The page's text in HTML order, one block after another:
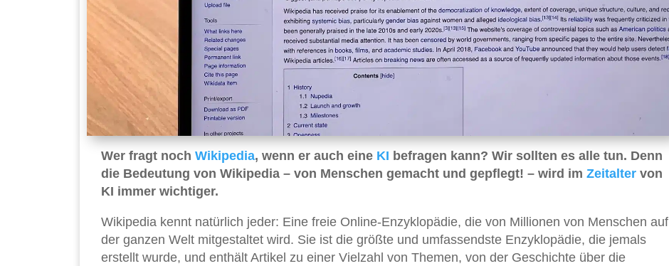
Wer fragt noch Wikipedia, wenn er auch eine KI befragen kann? Wir sollten es alle tun. Denn
die Bedeutung von Wikipedia – von Menschen gemacht und gepflegt! – wird im Zeitalter von
KI immer wichtiger.
Wikipedia kennt natürlich jeder: Eine freie Online-Enzyklopädie, die von Millionen von Menschen auf
der ganzen Welt mitgestaltet wird. Sie ist die größte und umfassendste Enzyklopädie, die jemals
erstellt wurde, und enthält Artikel zu einer Vielzahl von Themen, von der Geschichte über die